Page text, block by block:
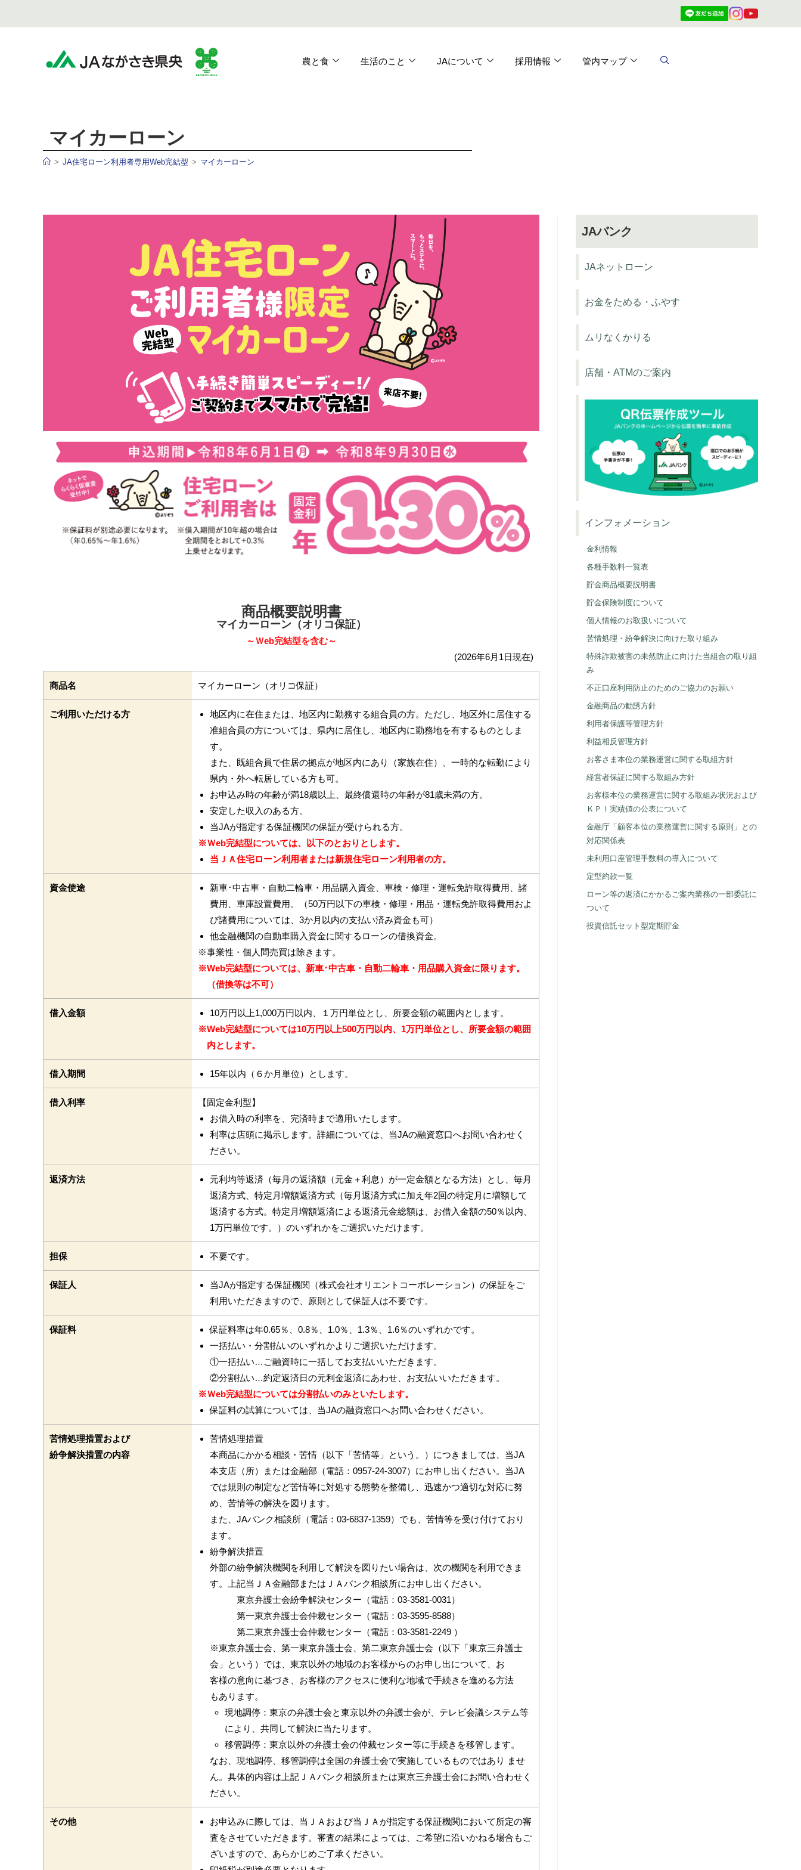
農と食 生活のこと JAについて 採用情報 管内マップ
マイカーローン
> JA住宅ローン利用者専用Web完結型 > マイカーローン
商品概要説明書
マイカーローン（オリコ保証）
～Ｗeb完結型を含む～
(2026年6月1日現在)
商品名 マイカーローン（オリコ保証）
ご利用いただける方
地区内に在住または、地区内に勤務する組合員の方。ただし、地区外に居住する
准組合員の方については、県内に居住し、地区内に勤務地を有するものとしま
す。
また、既組合員で住居の拠点が地区内にあり（家族在住）、一時的な転勤により
県内・外へ転居している方も可。
お申込み時の年齢が満18歳以上、最終償還時の年齢が81歳未満の方。
安定した収入のある方。
当JAが指定する保証機関の保証が受けられる方。
※Ｗeb完結型については、以下のとおりとします。
当ＪＡ住宅ローン利用者または新規住宅ローン利用者の方。
資金使途
新車･中古車・自動二輪車・用品購入資金、車検・修理・運転免許取得費用、諸
費用、車庫設置費用。（50万円以下の車検・修理・用品・運転免許取得費用およ
び諸費用については、3か月以内の支払い済み資金も可）
他金融機関の自動車購入資金に関するローンの借換資金。
※事業性・個人間売買は除きます。
※Web完結型については、新車･中古車・自動二輪車・用品購入資金に限ります。
（借換等は不可）
借入金額
10万円以上1,000万円以内、１万円単位とし、所要金額の範囲内とします。
※Web完結型については10万円以上500万円以内、1万円単位とし、所要金額の範囲
内とします。
借入期間 15年以内（６か月単位）とします。
借入利率
【固定金利型】
お借入時の利率を、完済時まで適用いたします。
利率は店頭に掲示します。詳細については、当JAの融資窓口へお問い合わせく
ださい。
返済方法
元利均等返済（毎月の返済額（元金＋利息）が一定金額となる方法）とし、毎月
返済方式、特定月増額返済方式（毎月返済方式に加え年2回の特定月に増額して
返済する方式。特定月増額返済による返済元金総額は、お借入金額の50％以内、
1万円単位です。）のいずれかをご選択いただけます。
担保 不要です。
保証人
当JAが指定する保証機関（株式会社オリエントコーポレーション）の保証をご
利用いただきますので、原則として保証人は不要です。
保証料
保証料率は年0.65％、0.8％、1.0％、1.3％、1.6％のいずれかです。
一括払い・分割払いのいずれかよりご選択いただけます。
①一括払い…ご融資時に一括してお支払いいただきます。
②分割払い…約定返済日の元利金返済にあわせ、お支払いいただきます。
※Ｗeb完結型については分割払いのみといたします。
保証料の試算については、当JAの融資窓口へお問い合わせください。
苦情処理措置および
紛争解決措置の内容
苦情処理措置
本商品にかかる相談・苦情（以下「苦情等」という。）につきましては、当JA
本支店（所）または金融部（電話：0957‐24‐3007）にお申し出ください。当JA
では規則の制定など苦情等に対処する態勢を整備し、迅速かつ適切な対応に努
め、苦情等の解決を図ります。
また、JAバンク相談所（電話：03‐6837‐1359）でも、苦情等を受け付けており
ます。
紛争解決措置
外部の紛争解決機関を利用して解決を図りたい場合は、次の機関を利用できま
す。上記当ＪＡ金融部またはＪＡバンク相談所にお申し出ください。
東京弁護士会紛争解決センター（電話：03‐3581‐0031）
第一東京弁護士会仲裁センター（電話：03‐3595‐8588）
第二東京弁護士会仲裁センター（電話：03‐3581‐2249 ）
※東京弁護士会、第一東京弁護士会、第二東京弁護士会（以下「東京三弁護士
会」という）では、東京以外の地域のお客様からのお申し出について、お
客様の意向に基づき、お客様のアクセスに便利な地域で手続きを進める方法
もあります。
現地調停：東京の弁護士会と東京以外の弁護士会が、テレビ会議システム等
により、共同して解決に当たります。
移管調停：東京以外の弁護士会の仲裁センター等に手続きを移管します。
なお、現地調停、移管調停は全国の弁護士会で実施しているものではあり ませ
ん。具体的内容は上記ＪＡバンク相談所または東京三弁護士会にお問い合わせく
ださい。
その他
お申込みに際しては、当ＪＡおよび当ＪＡが指定する保証機関において所定の審
査をさせていただきます。審査の結果によっては、ご希望に沿いかねる場合もご
ざいますので、あらかじめご了承ください。
JAバンク
JAネットローン
お金をためる・ふやす
ムリなくかりる
店舗・ATMのご案内
インフォメーション
金利情報
各種手数料一覧表
貯金商品概要説明書
貯金保険制度について
個人情報のお取扱いについて
苦情処理・紛争解決に向けた取り組み
特殊詐欺被害の未然防止に向けた当組合の取り組
み
不正口座利用防止のためのご協力のお願い
金融商品の勧誘方針
利用者保護等管理方針
利益相反管理方針
お客さま本位の業務運営に関する取組方針
経営者保証に関する取組み方針
お客様本位の業務運営に関する取組み状況および
ＫＰＩ実績値の公表について
金融庁「顧客本位の業務運営に関する原則」との
対応関係表
未利用口座管理手数料の導入について
定型約款一覧
ローン等の返済にかかるご案内業務の一部委託に
ついて
投資信託セット型定期貯金